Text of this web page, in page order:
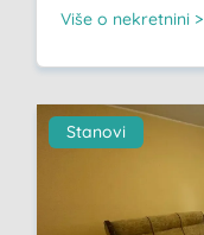
Više o nekretnini >
Stanovi